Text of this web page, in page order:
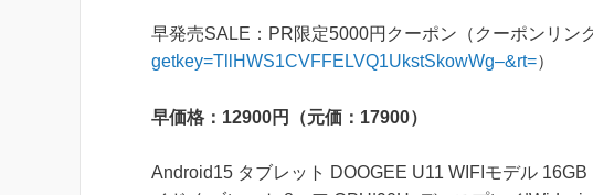
早発売SALE：PR限定5000円クーポン（クーポンリン
getkey=TllHWS1CVFFELVQ1UkstSkowWg–&rt=）
早価格：12900円（元価：17900）
Android15 タブレット DOOGEE U11 WIFIモデル